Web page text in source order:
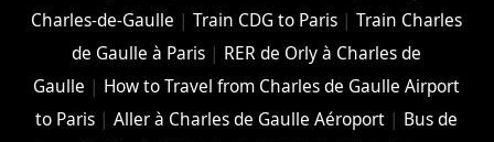
Charles-de-Gaulle |Train CDG to Paris |Train Charles
de Gaulle à Paris | RER de Orly à Charles de
Gaulle | How to Travel from Charles de Gaulle Airport
to Paris |Aller à Charles de Gaulle Aéroport | Bus de